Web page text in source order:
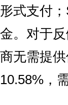
形式支付
金。对于
商无需提
10.58%，